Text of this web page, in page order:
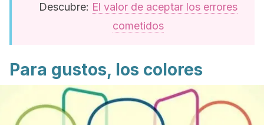
Descubre: El valor de aceptar los errores
cometidos
Para gustos, los colores